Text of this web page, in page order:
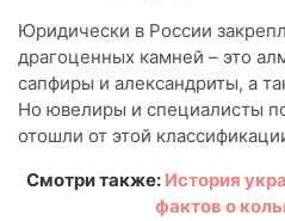
Юридически в России
драгоценных камней – это
сапфиры и александриты, а
Но ювелиры и специалисты
отошли от этой
Смотри также: История
фактов о